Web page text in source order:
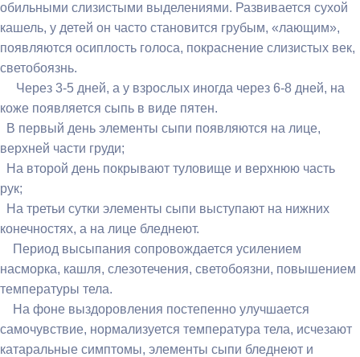
обильными слизистыми выделениями. Развивается сухой
кашель, у детей он часто становится грубым, «лающим»,
появляются осиплость голоса, покраснение слизистых век,
светобоязнь.
Через 3-5 дней, а у взрослых иногда через 6-8 дней, на
коже появляется сыпь в виде пятен.
В первый день элементы сыпи появляются на лице,
верхней части груди;
На второй день покрывают туловище и верхнюю часть
рук;
На третьи сутки элементы сыпи выступают на нижних
конечностях, а на лице бледнеют.
Период высыпания сопровождается усилением
насморка, кашля, слезотечения, светобоязни, повышением
температуры тела.
На фоне выздоровления постепенно улучшается
самочувствие, нормализуется температура тела, исчезают
катаральные симптомы, элементы сыпи бледнеют и